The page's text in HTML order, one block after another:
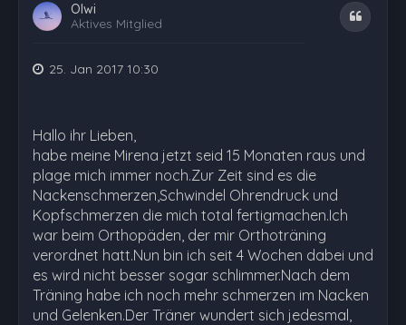
Olwi
Aktives Mitglied
Zitat
25. Jan 2017 10:30
Hallo ihr Lieben,
habe meine Mirena jetzt seid 15 Monaten raus und
plage mich immer noch.Zur Zeit sind es die
Nackenschmerzen,Schwindel Ohrendruck und
Kopfschmerzen die mich total fertigmachen.Ich
war beim Orthopäden, der mir Orthoträning
verordnet hatt.Nun bin ich seit 4 Wochen dabei und
es wird nicht besser sogar schlimmer.Nach dem
Träning habe ich noch mehr schmerzen im Nacken
und Gelenken.Der Träner wundert sich jedesmal,